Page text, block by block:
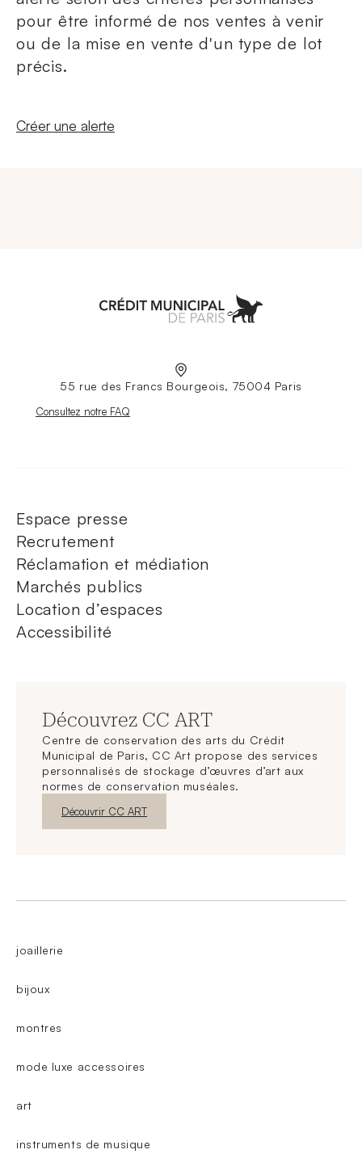
pour être informé de nos ventes à venir
ou de la mise en vente d'un type de lot
précis.
Nouvelle fenêtre
Créer une alerte
55 rue des Francs Bourgeois, 75004 Paris
Nouvelle fenêtre
Consultez notre FAQ
Espace presse
Recrutement
Réclamation et médiation
Marchés publics
Location d’espaces
Accessibilité
Découvrez CC ART
Centre de conservation des arts du Crédit
Municipal de Paris, CC Art propose des services
personnalisés de stockage d’œuvres d’art aux
normes de conservation muséales.
Nouvelle fenêtre
Découvrir CC ART
joaillerie
bijoux
montres
mode luxe accessoires
art
instruments de musique